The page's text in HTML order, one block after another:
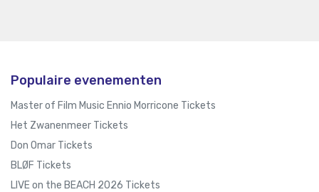
Populaire evenementen
Master of Film Music Ennio Morricone Tickets
Het Zwanenmeer Tickets
Don Omar Tickets
BLØF Tickets
LIVE on the BEACH 2026 Tickets